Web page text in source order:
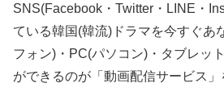
SNS(Facebook・Twitter・LINE・
ている韓国(韓流)ドラマを今すぐあ
フォン)・PC(パソコン)・タブレッ
ができるのが「動画配信サービス」